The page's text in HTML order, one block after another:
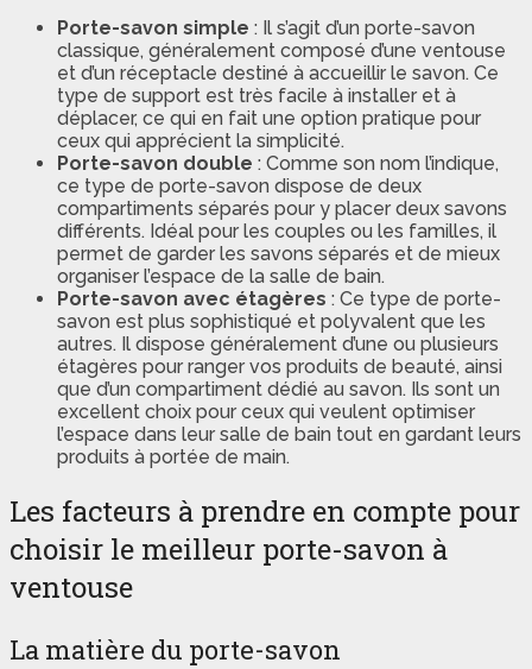
Porte-savon simple : Il s’agit d’un porte-savon
classique, généralement composé d’une ventouse
et d’un réceptacle destiné à accueillir le savon. Ce
type de support est très facile à installer et à
déplacer, ce qui en fait une option pratique pour
ceux qui apprécient la simplicité.
Porte-savon double : Comme son nom l’indique,
ce type de porte-savon dispose de deux
compartiments séparés pour y placer deux savons
différents. Idéal pour les couples ou les familles, il
permet de garder les savons séparés et de mieux
organiser l’espace de la salle de bain.
Porte-savon avec étagères : Ce type de porte-
savon est plus sophistiqué et polyvalent que les
autres. Il dispose généralement d’une ou plusieurs
étagères pour ranger vos produits de beauté, ainsi
que d’un compartiment dédié au savon. Ils sont un
excellent choix pour ceux qui veulent optimiser
l’espace dans leur salle de bain tout en gardant leurs
produits à portée de main.
Les facteurs à prendre en compte pour
choisir le meilleur porte-savon à
ventouse
La matière du porte-savon